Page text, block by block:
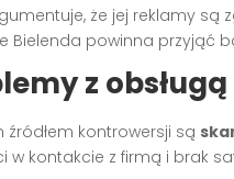
że jej reklamy
Bielenda powinna przyjąć
z
źródłem kontrowersji są
w kontakcie z firmą i brak